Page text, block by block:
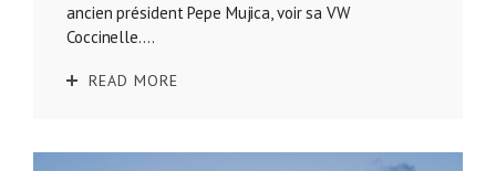
ancien président Pepe Mujica, voir sa VW
Coccinelle....
READ MORE